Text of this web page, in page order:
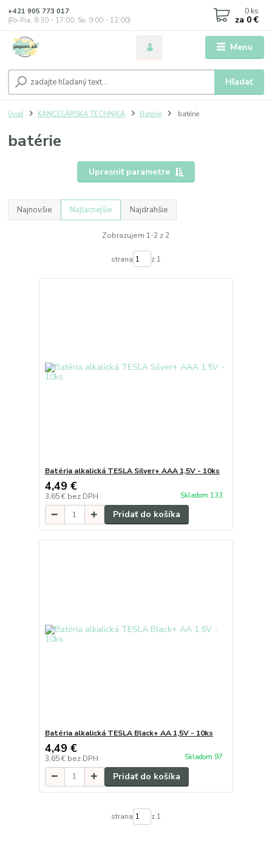
Menu
Hľadať
+421 905 773 017
(Po-Pia, 8:30 - 17:00, So: 9:00 - 12:00)
0 ks
za 0 €
Úvod KANCELÁRSKA TECHNIKA Batérie batérie
batérie
Upresniť parametre
Najnovšie Najlacnejšie Najdrahšie
Zobrazujem 1-2 z 2
strana z 1
Batéria alkalická TESLA Silver+ AAA 1,5V - 10ks
4,49 €
3,65 € bez DPH Skladom 133
Pridať do košíka
Batéria alkalická TESLA Black+ AA 1,5V - 10ks
4,49 €
3,65 € bez DPH Skladom 97
Pridať do košíka
strana z 1